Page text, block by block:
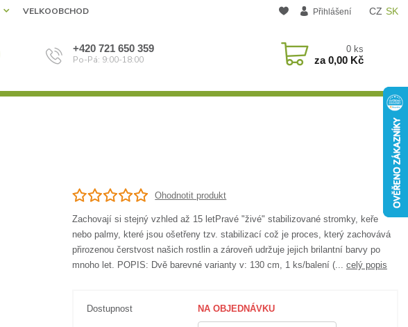
CZ SK
VELKOOBCHOD Přihlášení
+420 721 650 359
Po-Pá: 9:00-18:00
0 ks
za0,00 Kč
Ohodnotit produkt
Zachovají si stejný vzhled až 15 letPravé "živé" stabilizované stromky, keře
nebo palmy, které jsou ošetřeny tzv. stabilizací což je proces, který zachovává
přirozenou čerstvost našich rostlin a zároveň udržuje jejich brilantní barvy po
mnoho let. POPIS: Dvě barevné varianty v: 130 cm, 1 ks/balení (... celý popis
Dostupnost NA OBJEDNÁVKU